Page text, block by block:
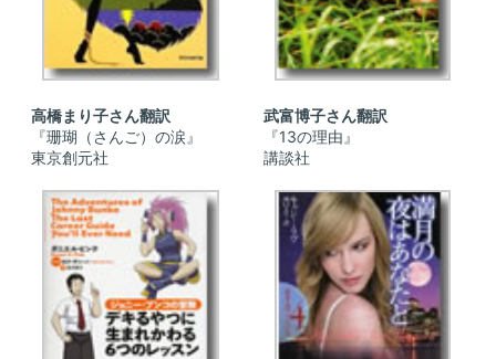
高橋まり子さん翻訳
『珊瑚（さんご）の涙』
東京創元社
武富博子さん翻訳
『13の理由』
講談社